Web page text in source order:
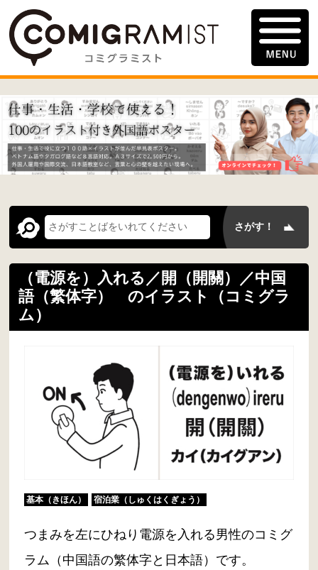
（電源を）入れる／開（開關）／中国
語（繁体字） のイラスト（コミグラ
ム）
基本（きほん） 宿泊業（しゅくはくぎょう）
つまみを左にひねり電源を入れる男性のコミグ
ラム（中国語の繁体字と日本語）です。